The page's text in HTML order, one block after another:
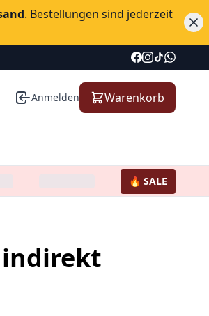
. Bestellungen sind jederzeit
Anmelden Warenkorb
🔥 SALE
indirekt